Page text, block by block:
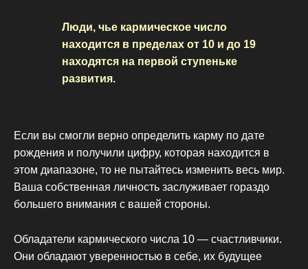
Люди, чье кармическое число
находится в пределах от 10 и до 19
находятся на первой ступеньке
развития.
Если вы смогли верно определить карму по дате
рождения и получили цифру, которая находится в
этом диапазоне, то не пытайтесь изменить весь мир.
Ваша собственная личность заслуживает гораздо
большего внимания с вашей стороны.
Обладатели кармического числа 10 — счастливчики.
Они обладают уверенностью в себе, их будущее